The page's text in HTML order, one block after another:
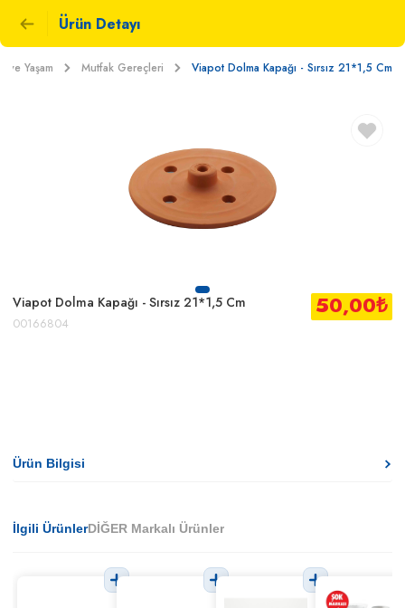
Ürün Detayı
ve Yaşam Mutfak Gereçleri Viapot Dolma Kapağı - Sırsız 21*1,5 Cm
Viapot Dolma Kapağı - Sırsız 21*1,5 Cm
00166804
50,00₺
Ürün Bilgisi
İlgili ÜrünlerDİĞER Markalı Ürünler